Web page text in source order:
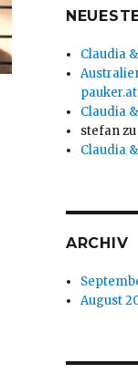
Claudia
pauker.at
Claudia
stefanzu
Claudia
ARCHIV
August